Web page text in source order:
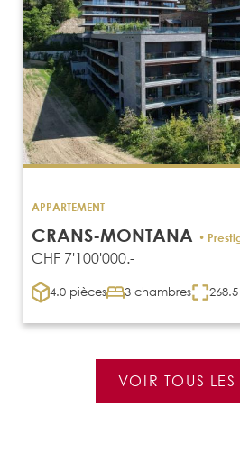
APPARTEMENT
CRANS-MONTANA •
CHF 7'100'000.-
4.0 pièces 3 chambres
VOIR TOUS LES